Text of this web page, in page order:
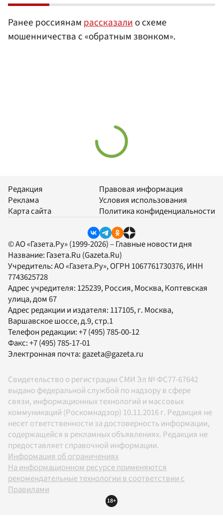
Ранее россиянам рассказалио схеме
мошенничества с «обратным звонком».
Редакция
Реклама
Карта сайта
Правовая информация
Условия использования
Политика конфиденциальности
© АО «Газета.Ру» (1999-2026) – Главные новости дня
Название: Газета.Ru (Gazeta.Ru)
Учредитель:АО «Газета.Ру», ОГРН 1067761730376, ИНН
7743625728
Адрес учредителя: 125239, Россия, Москва, Коптевская
улица, дом 67
Адрес редакции и издателя: 117105, г. Москва,
Варшавское шоссе, д.9, стр.1
Телефон редакции:+7 (495) 785-00-12
Факс:+7 (495) 785-17-01
Электронная почта: gazeta@gazeta.ru
Свидетельство о регистрации СМИ Эл № ФС77-67642
выдано федеральной службой по надзору в сфере
связи, информационных технологий и массовых
коммуникаций (Роскомнадзор) 10.11.2016 г. Редакция не
несет ответственности за достоверность информации,
содержащейся в рекламных объявлениях. Редакция не
предоставляет справочной информации.
Информация об ограничениях
На информационном ресурсе применяются
рекомендательные технологии в соответствии с
Правилами
18+